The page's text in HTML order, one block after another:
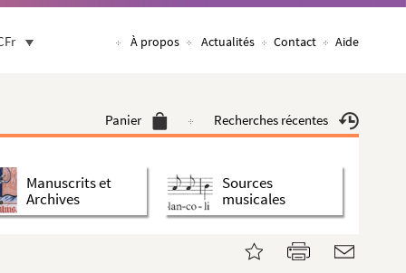
À propos Actualités Contact Aide
Panier Recherches récentes
Manuscrits et
Archives
Sources
musicales